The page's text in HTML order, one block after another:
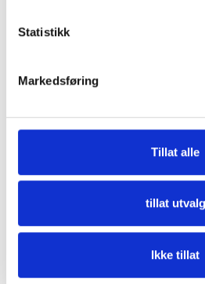
Statistikk
Markedsføring
Tillat alle
tillat utvalg
Ikke tillat
ikke har sperret
ikke bruker ikoner/
ulike enheter, så kan du
en annen enhet enn den
meldingen din fra.